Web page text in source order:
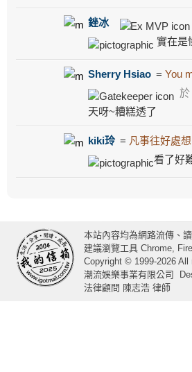
銼冰
實在是
Sherry Hsiao =You
於
天呀~糟糕透了
kiki玲 = 凡事往好處想
看了好
本站內容均為網路流傳、
建議瀏覽工具 Chrome,
Copyright © 1999-2026 All
潮流娛樂事業有限公司
法律顧問 陳志浩 律師